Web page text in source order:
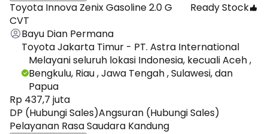
Toyota Innova Zenix Gasoline 2.0 G
CVT
Ready Stock
Bayu Dian Permana
Toyota Jakarta Timur - PT. Astra International
Melayani seluruh lokasi Indonesia, kecuali Aceh ,
Bengkulu, Riau , Jawa Tengah , Sulawesi, dan
Papua
Rp 437,7 juta
DP (Hubungi Sales)Angsuran (Hubungi Sales)
Pelayanan Rasa Saudara Kandung